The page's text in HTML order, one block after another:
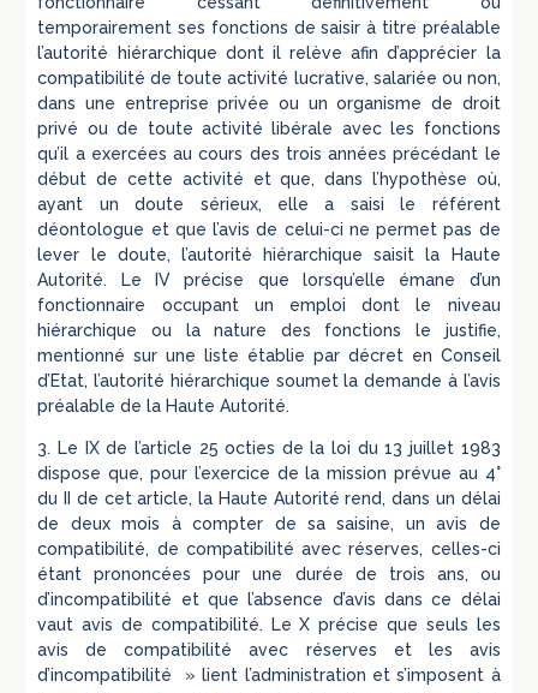
temporairement ses fonctions de saisir à titre préalable
l’autorité hiérarchique dont il relève afin d’apprécier la
compatibilité de toute activité lucrative, salariée ou non,
dans une entreprise privée ou un organisme de droit
privé ou de toute activité libérale avec les fonctions
qu’il a exercées au cours des trois années précédant le
début de cette activité et que, dans l’hypothèse où,
ayant un doute sérieux, elle a saisi le référent
déontologue et que l’avis de celui-ci ne permet pas de
lever le doute, l’autorité hiérarchique saisit la Haute
Autorité. Le IV précise que lorsqu’elle émane d’un
fonctionnaire occupant un emploi dont le niveau
hiérarchique ou la nature des fonctions le justifie,
mentionné sur une liste établie par décret en Conseil
d’Etat, l’autorité hiérarchique soumet la demande à l’avis
préalable de la Haute Autorité.
3. Le IX de l’article 25 octies de la loi du 13 juillet 1983
dispose que, pour l’exercice de la mission prévue au 4°
du II de cet article, la Haute Autorité rend, dans un délai
de deux mois à compter de sa saisine, un avis de
compatibilité, de compatibilité avec réserves, celles-ci
étant prononcées pour une durée de trois ans, ou
d’incompatibilité et que l’absence d’avis dans ce délai
vaut avis de compatibilité. Le X précise que seuls les
avis de compatibilité avec réserves et les avis
d’incompatibilité » lient l’administration et s’imposent à